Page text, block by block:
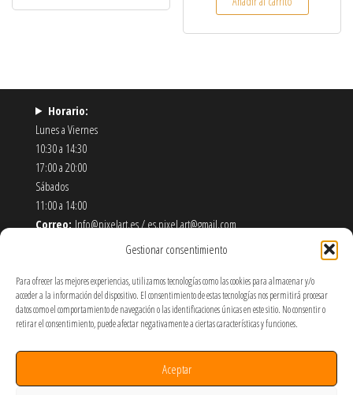
Gestionar consentimiento
Para ofrecer las mejores experiencias, utilizamos tecnologías como las cookies para almacenar y/o
acceder a la información del dispositivo. El consentimiento de estas tecnologías nos permitirá procesar
datos como el comportamiento de navegación o las identificaciones únicas en este sitio. No consentir o
retirar el consentimiento, puede afectar negativamente a ciertas características y funciones.
Aceptar
Horario:
Lunes a Viernes
10:30 a 14:30
17:00 a 20:00
Sábados
11:00 a 14:00
Correo: Info@pixelart.es / es.pixel.art@gmail.com
910 56 55 72
Móstoles-Madrid
Política de Envíos y Devoluciones